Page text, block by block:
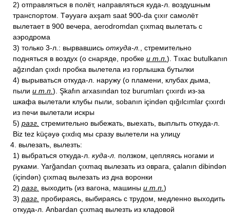
2) отправляться в полёт, направляться куда-л. воздушным
транспортом. Təyyarə axşam saat 900-da çıxır самолёт
вылетает в 900 вечера, aerodromdan çıxmaq вылетать с
аэродрома
3) только 3-л.: вырвавшись откуда-л.
, стремительно
подняться в воздух (о снаряде, пробке и т.п. ). Tıxac butulkanın
ağzından çıxdı пробка вылетела из горлышка бутылки
4) вырываться откуда-л. наружу (о пламени, клубах дыма,
пыли и т.п. ). Şkafın arxasından toz burumları çıxırdı из-за
шкафа вылетали клубы пыли, sobanın içindən qığılcımlar çıxırdı
из печи вылетали искры
5) разг. стремительно выбежать, выехать, выплыть откуда-л.
Biz tez küçəyə çıxdıq мы сразу вылетели на улицу
4. вылезать, вылезть:
1) выбраться откуда-л. куда-л. ползком, цепляясь ногами и
руками. Yarğandan çıxmaq вылезать из оврага, çalanın dibindən
(içindən) çıxmaq вылезать из дна воронки
2) разг. выходить (из вагона, машины и т.п. )
3) разг. пробираясь, выбираясь с трудом, медленно выходить
откуда-л. Anbardan çıxmaq вылезть из кладовой